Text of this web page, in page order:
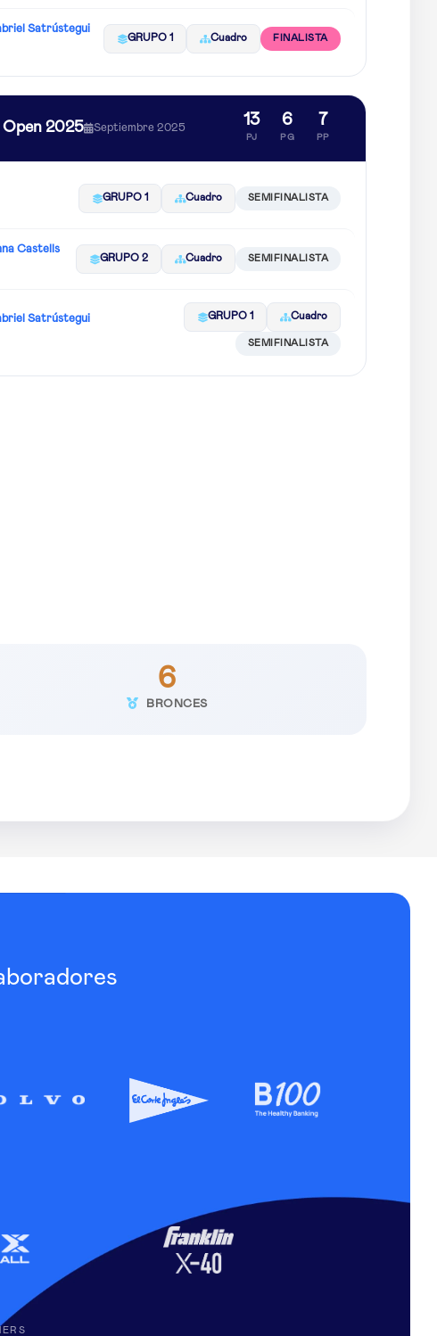
Satrústegui
GRUPO 1 Cuadro FINALISTA
2025 Septiembre 2025 13
PJ
6
PG
7
PP
GRUPO 1 Cuadro SEMIFINALISTA
Castells
GRUPO 2 Cuadro SEMIFINALISTA
Satrústegui GRUPO 1 Cuadro
SEMIFINALISTA
6
BRONCES